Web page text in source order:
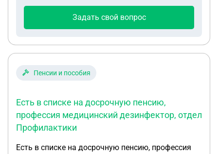
чтобы слышать какие у него хрипы внутри он
болезнь описал всё рассказал но его всё равно
и разорвать контракт он просто умрёт от своей
Задать свой вопрос
Пенсии и пособия
Есть в списке на досрочную пенсию,
профессия медицинский дезинфектор, отдел
Профилактики
Есть в списке на досрочную пенсию, профессия